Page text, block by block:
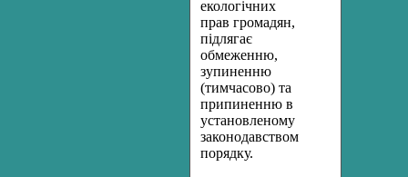
екологічних
прав громадян,
підлягає
обмеженню,
зупиненню
(тимчасово) та
припиненню в
установленому
законодавством
порядку.